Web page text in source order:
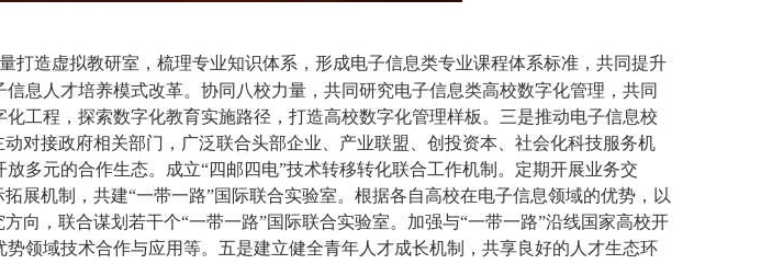
打造虚拟教研室，梳理专业知识体系，形成电子信息类专业课程体系标准，共同提升
息人才培养模式改革。协同八校力量，共同研究电子信息类高校数字化管理，共同
工程，探索数字化教育实施路径，打造高校数字化管理样板 。 三是推动电子信息校
动对接政府相关部门，广泛联合头部企业、产业联盟、创投资本、社会化科技服务机
多元的合作生态。成立“四邮四电”技术转移转化联合工作机制。定期开展业务交
拓展机制，共建“一带一路”国际联合实验室。 根据各自高校在电子信息领域的优势，以
向，联合谋划若干个“一带一路”国际联合实验室。加强与“一带一路”沿线国家高校开
势领域技术合作与应用等。五是建立健全青年人才成长机制，共享良好的人才生态环